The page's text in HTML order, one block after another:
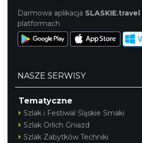
Darmowa aplikacja SLASKIE.travel
platformach
NASZE SERWISY
Tematyczne
Szlak i Festiwal Śląskie Smaki
Szlak Orlich Gniazd
Szlak Zabytków Techniki